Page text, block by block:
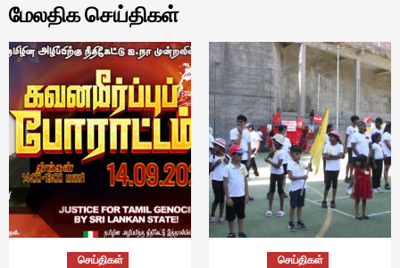
மேலதிக செய்திகள்
செய்திகள்
செய்திகள்